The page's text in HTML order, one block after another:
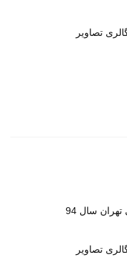
تصاویر
سال 94
تصاویر